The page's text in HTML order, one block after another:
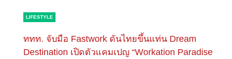
LIFESTYLE
ททท. จับมือ Fastwork ดันไทยขึ้นแท่น Dream
Destination เปิดตัวแคมเปญ “Workation Paradise